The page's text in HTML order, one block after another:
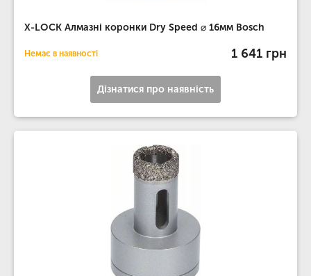
X-LOCK Алмазні коронки Dry Speed ​​⌀ 16мм Bosch
Немає в наявності 1 641 грн
Дізнатися про наявність